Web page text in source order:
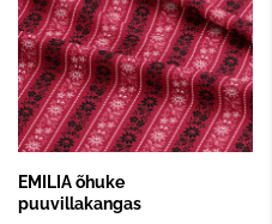
EMILIA õhuke
puuvillakangas